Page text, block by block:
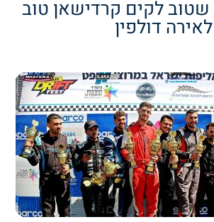
לקים קרדישאן טוב
דולפין